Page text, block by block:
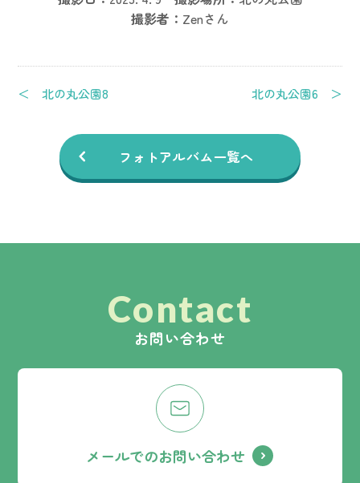
撮影者： Zenさん
＜ 北の丸公園8 北の丸公園6 ＞
フォトアルバム一覧へ
Contact
お問い合わせ
メールでのお問い合わせ